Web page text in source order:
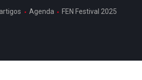
Agenda FEN Festival 2025